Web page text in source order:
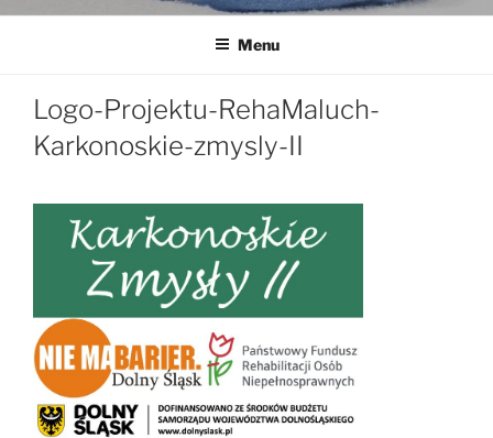
Menu
Logo-Projektu-RehaMaluch-
Karkonoskie-zmysly-II